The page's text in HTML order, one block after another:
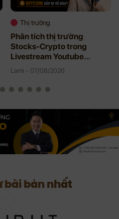
Thị trường
Phân tích thị trường
Stocks-Crypto trong
Livestream Youtube
08/06/2026
Lami - 07/08/2026
bài bản nhất